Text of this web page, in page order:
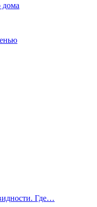
дома
Где…